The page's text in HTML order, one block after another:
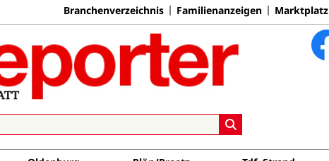
Branchenverzeichnis Familienanzeigen Marktplatz